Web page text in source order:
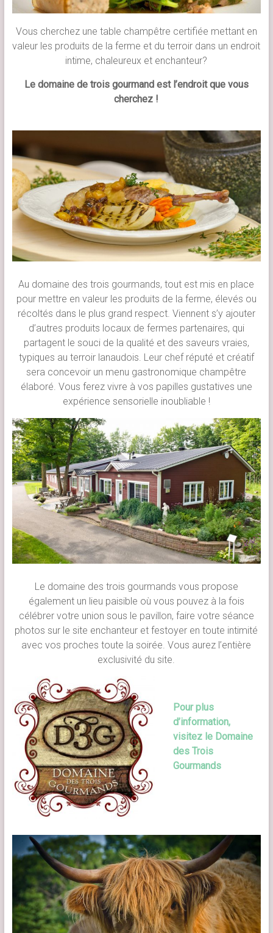
Vous cherchez une table champêtre certifiée mettant en
valeur les produits de la ferme et du terroir dans un endroit
intime, chaleureux et enchanteur?
Le domaine de trois gourmand est l’endroit que vous
cherchez !
Au domaine des trois gourmands, tout est mis en place
pour mettre en valeur les produits de la ferme, élevés ou
récoltés dans le plus grand respect. Viennent s’y ajouter
d’autres produits locaux de fermes partenaires, qui
partagent le souci de la qualité et des saveurs vraies,
typiques au terroir lanaudois. Leur chef réputé et créatif
sera concevoir un menu gastronomique champêtre
élaboré. Vous ferez vivre à vos papilles gustatives une
expérience sensorielle inoubliable !
Le domaine des trois gourmands vous propose
également un lieu paisible où vous pouvez à la fois
célébrer votre union sous le pavillon, faire votre séance
photos sur le site enchanteur et festoyer en toute intimité
avec vos proches toute la soirée. Vous aurez l’entière
exclusivité du site.
Pour plus
d’information,
visitez le Domaine
des Trois
Gourmands